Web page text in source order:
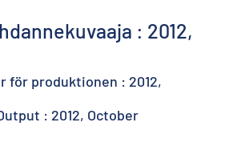
: 2012,
för produktionen : 2012,
: 2012, October